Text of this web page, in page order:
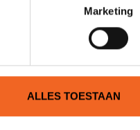
Marketing
ALLES TOESTAAN